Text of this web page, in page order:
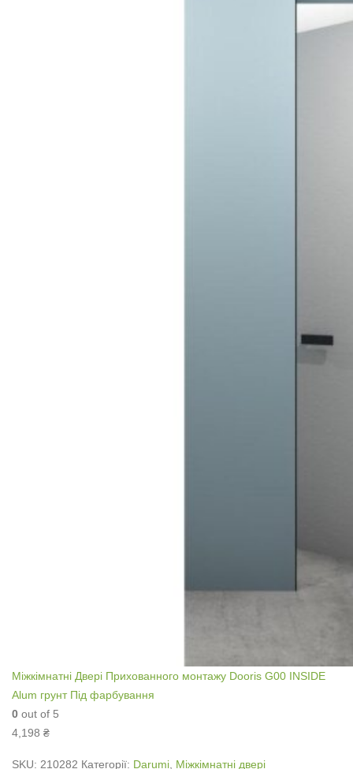
Міжкімнатні Двері Прихованного монтажу Dooris G00 INSIDE
Alum грунт Під фарбування
0 out of 5
4,198 ₴
SKU: 210282 Категорії: Darumi Міжкімнатні двері